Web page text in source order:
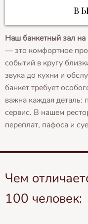
В
Наш банкетный зал
— это комфортное
событий в кругу
звука до кухни и
банкет требует
важна каждая деталь:
сервис. В нашем
переплат, пафоса и
Чем
100 человек: